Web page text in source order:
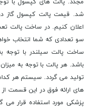
مجدد. پالت های کپسول با
شد. قیمت پالت کپسول گاز
اعلان کنیم. در ساخت پالت
سو تعدادی که شما انتخاب
ساخت پالت سیلندر با توجه
باشد. هر پالت با توجه به
تولید می گردد. سیستم هر
های ارائه فوق در این قسمت
پزشکی مورد استفاده قرار می